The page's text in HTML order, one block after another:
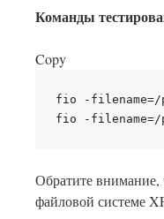
Команды
Copy
fio -filename=/
Обратите внимание,
файловой системе